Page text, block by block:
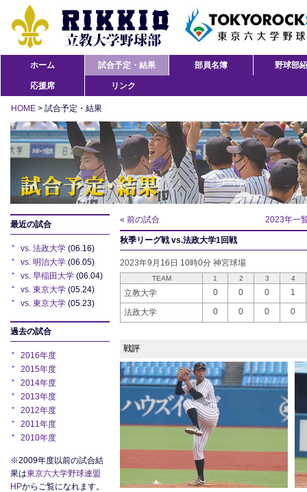
ホーム 試合予定・結果 部員名簿 野球部
応援席 リンク
HOME > 試合予定・結果
最近の試合
vs. 法政大学 (06.16)
vs. 明治大学 (06.05)
vs. 早稲田大学 (06.04)
vs. 東京大学 (05.24)
vs. 東京大学 (05.23)
過去の試合
2016年度
2015年度
2014年度
2013年度
2012年度
2011年度
2010年度
※2009年度以前の試合結
果は東京六大学野球連盟
HPからご覧になれます。
« 前の試合 2023年一
秋季リーグ戦 vs.法政大学1回戦
2023年9月16日 10時0分 神宮球場
TEAM 1 2 3 4
立教大学 0 0 0 1
法政大学 0 0 0 0
戦評